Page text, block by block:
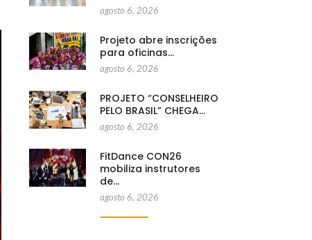
agosto 6, 2026
Projeto abre inscrições
para oficinas…
agosto 6, 2026
PROJETO “CONSELHEIRO
PELO BRASIL” CHEGA…
agosto 6, 2026
FitDance CON26
mobiliza instrutores
de…
agosto 6, 2026